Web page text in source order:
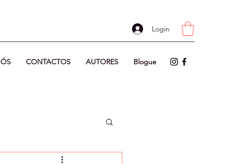
Login
CONTACTOS AUTORES Blogue